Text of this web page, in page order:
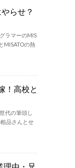
らせ？
ラマーのMIS
MISATOの熱
！高校と
代の筆頭し
品さんとせ